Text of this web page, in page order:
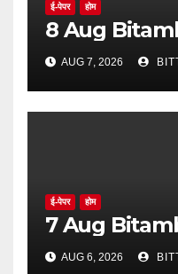
ई-पेपर होम
8 Aug
AUG 7, 2026
ई-पेपर होम
7 Aug
AUG 6, 2026